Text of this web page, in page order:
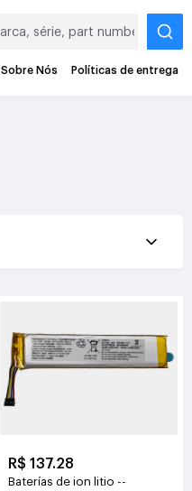
Sobre Nós Políticas de entrega
R$ 137.28
Baterías de ion litio --